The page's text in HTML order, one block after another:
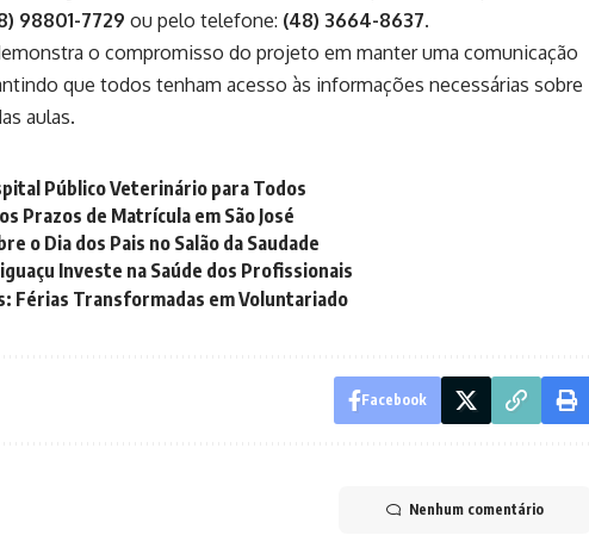
98801-7729 ou pelo telefone: (48) 3664-8637.
o compromisso do projeto em manter uma comunicação
que todos tenham acesso às informações necessárias sobre
aulas.
Público Veterinário para Todos
Prazos de Matrícula em São José
o Dia dos Pais no Salão da Saudade
Investe na Saúde dos Profissionais
Férias Transformadas em Voluntariado
Facebook
Nenhum comentário